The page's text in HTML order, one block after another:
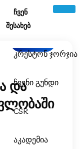
ᲩᲕᲔᲜ
ᲨᲔᲡᲐᲮᲔᲑ
კრესტონ
ჩვენი გუნდი
CSR
აკადემია